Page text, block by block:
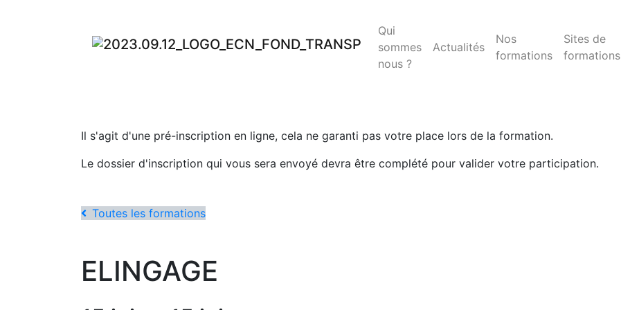
Qui
sommes
nous ?
Actualités
Nos
formations
Sites de
formations
Il s'agit d'une pré-inscription en ligne, cela ne garanti pas votre place lors de la formation.
Le dossier d'inscription qui vous sera envoyé devra être complété pour valider votre participation.
Toutes les formations
ELINGAGE